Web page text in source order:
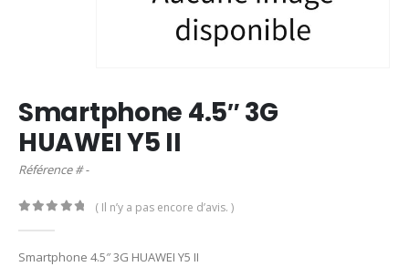
Smartphone 4.5″ 3G
HUAWEI Y5 II
Référence # -
( Il n’y a pas encore d’avis. )
Smartphone 4.5″ 3G HUAWEI Y5 II